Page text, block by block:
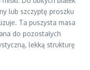
lub szczyptę proszku
Ta puszysta masa
do pozostałych
lekką strukturę